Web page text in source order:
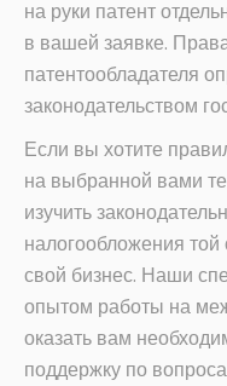
на руки патент
в вашей заявке.
патентообладателя
законодательством
Если вы хотите
на выбранной вами
изучить
налогообложения той
свой бизнес. Наши
опытом работы на
оказать вам
поддержку по